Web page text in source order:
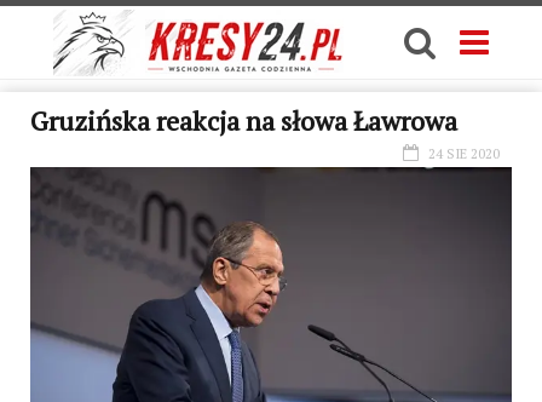
Gruzińska reakcja na słowa Ławrowa
24 SIE 2020